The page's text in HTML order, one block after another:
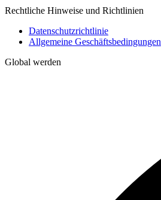
Rechtliche Hinweise und Richtlinien
Datenschutzrichtlinie
Allgemeine Geschäftsbedingungen
Global werden